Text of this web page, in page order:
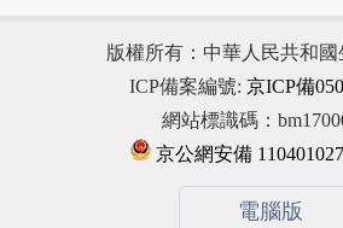
版權所有：中華人民共和國
ICP備案編號: 京ICP備
網站標識碼：
京公網安備
電腦版